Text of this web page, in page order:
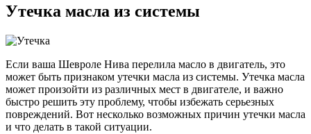
Утечка масла из системы
Если ваша Шевроле Нива перелила масло в двигатель, это
может быть признаком утечки масла из системы. Утечка масла
может произойти из различных мест в двигателе, и важно
быстро решить эту проблему, чтобы избежать серьезных
повреждений. Вот несколько возможных причин утечки масла
и что делать в такой ситуации.